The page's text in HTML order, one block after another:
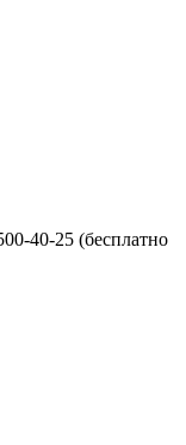
40-25 (бесплатно